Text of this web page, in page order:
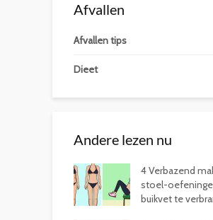
Afvallen
Afvallen tips
Dieet
Andere lezen nu
4 Verbazend
stoel-
buikvet te